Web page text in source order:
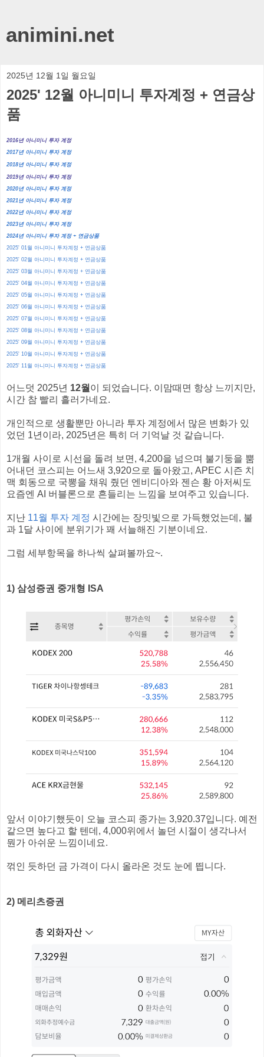
animini.net
2025년 12월 1일 월요일
2025' 12월 아니미니 투자계정 + 연금상
품
2016년 아니미니 투자 계정
2017년 아니미니 투자 계정
2018년 아니미니 투자 계정
2019년 아니미니 투자 계정
2020년 아니미니 투자 계정
2021년 아니미니 투자 계정
2022년 아니미니 투자 계정
2023년 아니미니 투자 계정
2024년 아니미니 투자 계정 + 연금상품
2025' 01월 아니미니 투자계정 + 연금상품
2025' 02월 아니미니 투자계정 + 연금상품
2025' 03월 아니미니 투자계정 + 연금상품
2025' 04월 아니미니 투자계정 + 연금상품
2025' 05월 아니미니 투자계정 + 연금상품
2025' 06월 아니미니 투자계정 + 연금상품
2025' 07월 아니미니 투자계정 + 연금상품
2025' 08월 아니미니 투자계정 + 연금상품
2025' 09월 아니미니 투자계정 + 연금상품
2025' 10월 아니미니 투자계정 + 연금상품
2025' 11월 아니미니 투자계정 + 연금상품
어느덧 2025년 12월 이 되었습니다. 이맘때면 항상 느끼지만,
시간 참 빨리 흘러가네요.
개인적으로 생활뿐만 아니라 투자 계정에서 많은 변화가 있
었던 1년이라, 2025년은 특히 더 기억날 것 같습니다.
1개월 사이로 시선을 돌려 보면, 4,200을 넘으며 불기둥을 뿜
어내던 코스피는 어느새 3,920으로 돌아왔고, APEC 시즌 치
맥 회동으로 국뽕을 채워 줬던 엔비디아와 젠슨 황 아저씨도
요즘엔 AI 버블론으로 흔들리는 느낌을 보여주고 있습니다.
지난 11월 투자 계정 시간에는 장밋빛으로 가득했었는데, 불
과 1달 사이에 분위기가 꽤 서늘해진 기분이네요.
그럼 세부항목을 하나씩 살펴볼까요~.
1) 삼성증권 중개형 ISA
앞서 이야기했듯이 오늘 코스피 종가는 3,920.37입니다. 예전
같으면 높다고 할 텐데, 4,000위에서 놀던 시절이 생각나서
뭔가 아쉬운 느낌이네요.
꺾인 듯하던 금 가격이 다시 올라온 것도 눈에 띕니다.
2) 메리츠증권